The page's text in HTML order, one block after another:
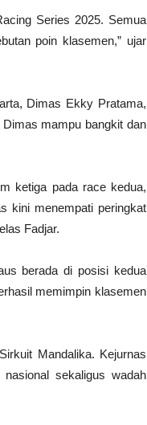
Series 2025. Semua
poin klasemen,” ujar
Dimas Ekky Pratama,
mampu bangkit dan
ketiga pada race kedua,
kini menempati peringkat
Fadjar.
berada di posisi kedua
memimpin klasemen
Mandalika. Kejurnas
sekaligus wadah